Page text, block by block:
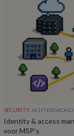
SECURITY ACHTERGROND
Identity & access
voor MSP’s